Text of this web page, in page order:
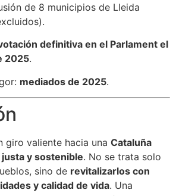
de 8 municipios de Lleida
definitiva en el Parlament el
2025.
mediados de 2025.
giro valiente hacia una Cataluña
y sostenible. No se trata solo
sino de revitalizarlos con
y calidad de vida. Una